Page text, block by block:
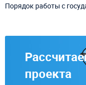
Порядок работы с
проекта